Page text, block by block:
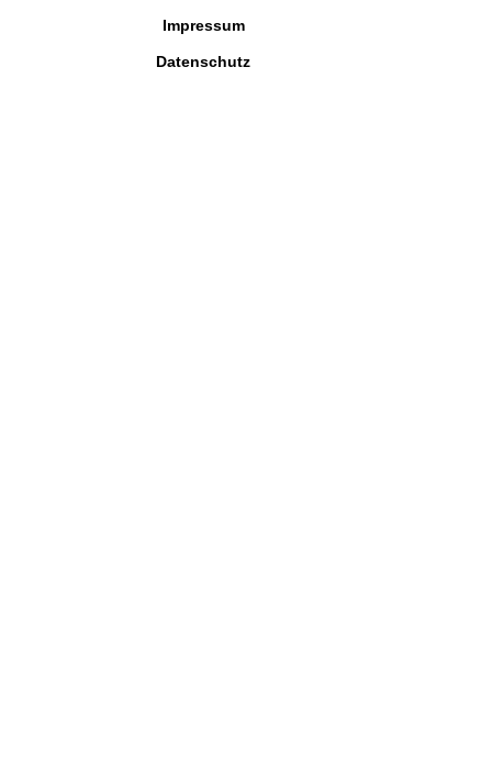
Impressum
Datenschutz